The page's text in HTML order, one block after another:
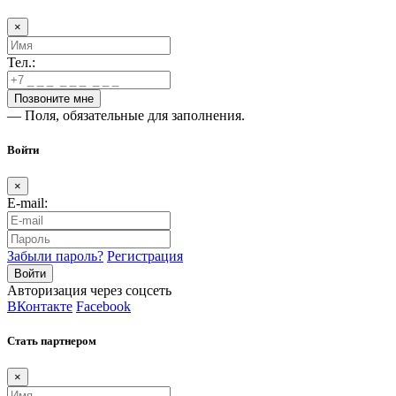
×
Тел.:
— Поля, обязательные для заполнения.
Войти
×
E-mail:
Забыли пароль? Регистрация
Авторизация через соцсеть
ВКонтакте Facebook
Стать партнером
×